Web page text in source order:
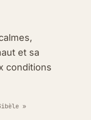
et sa
conditions
»